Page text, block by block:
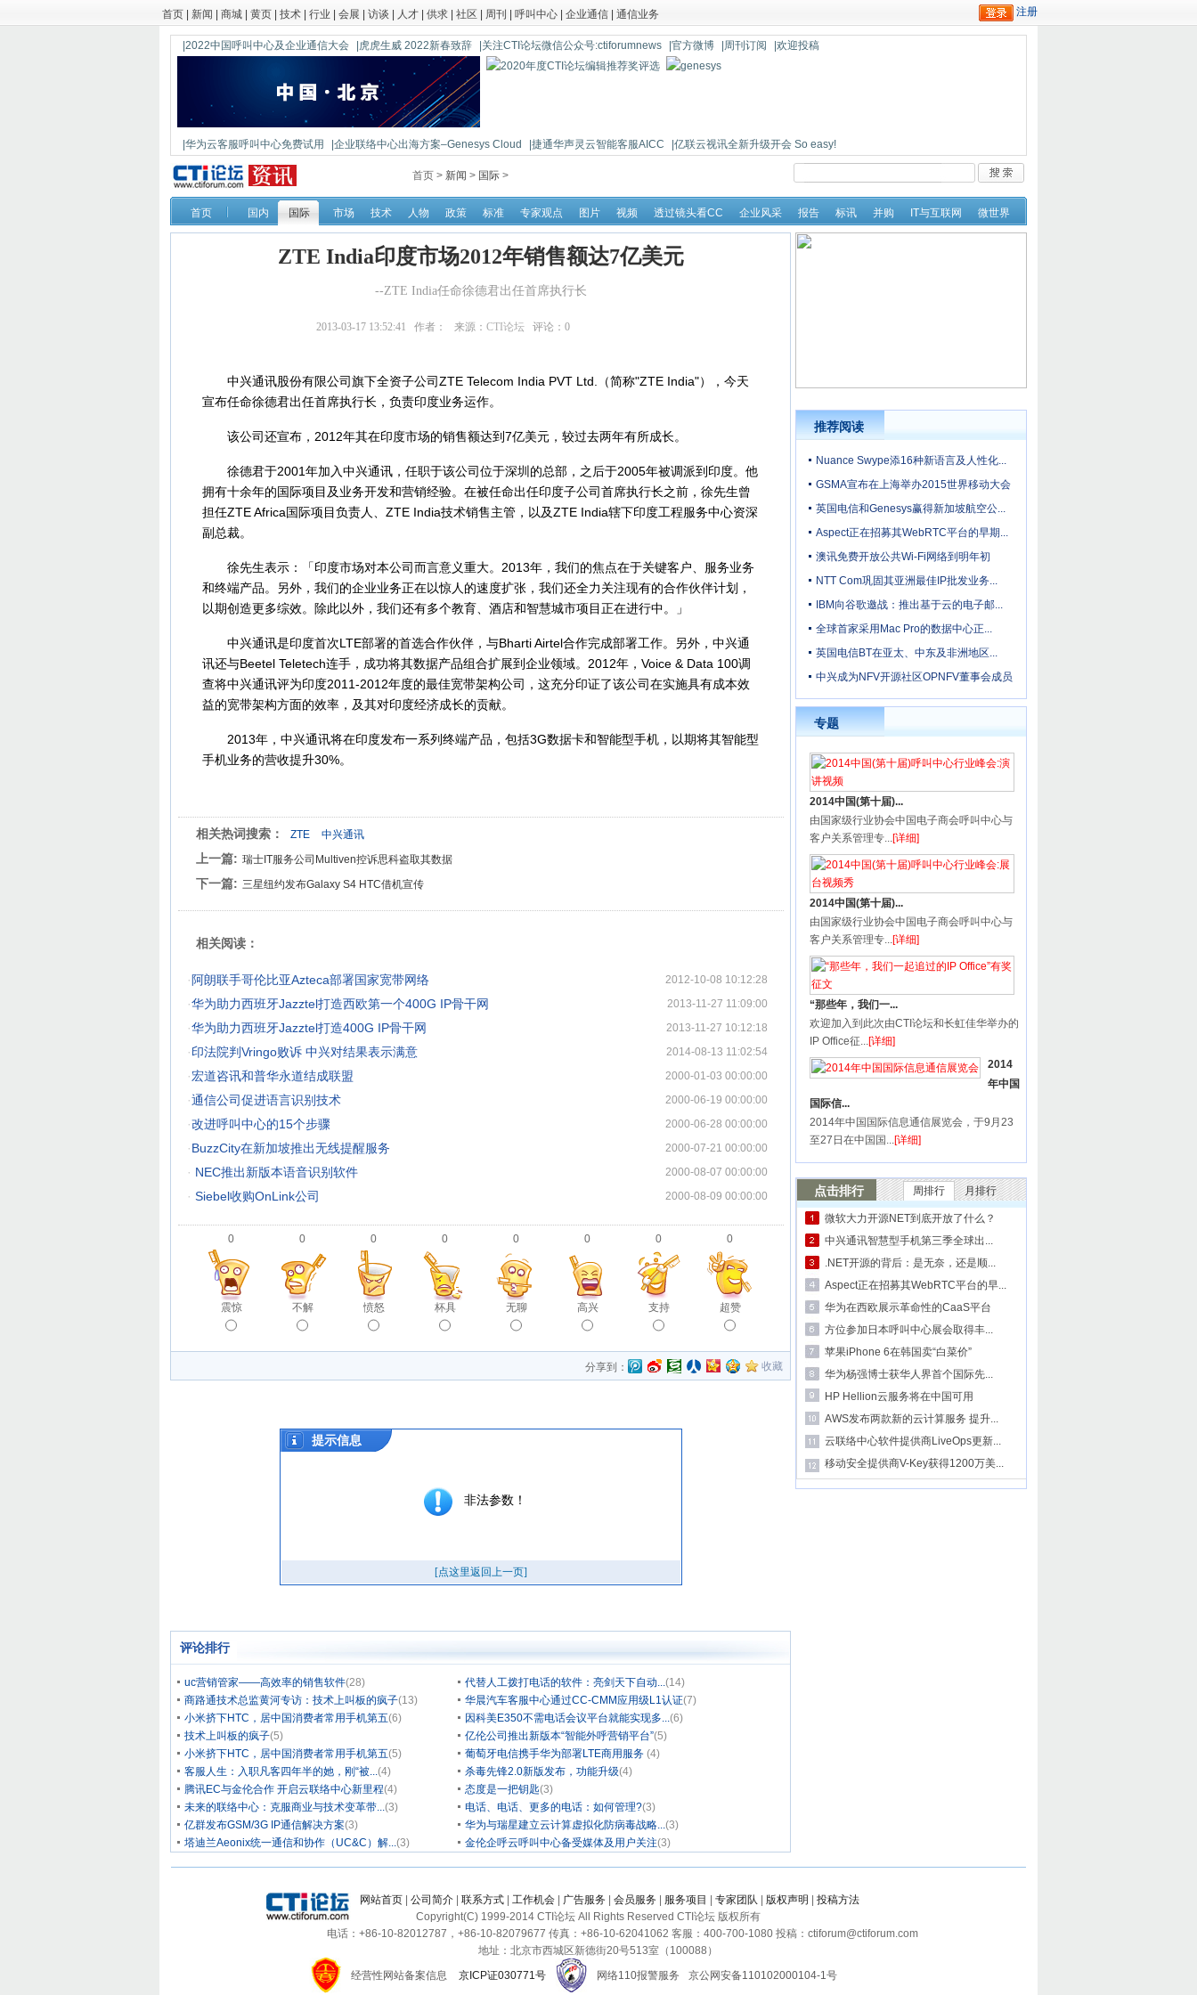
首页 新闻 商城 黄页 技术 行业 会展 访谈 人才 供求 社区 周刊 呼叫中心 企业通信 通信业务
|2022中国呼叫中心及企业通信大会 |虎虎生威 2022新春致辞 |关注CTI论坛微信公众号:ctiforumnews |官方微博 |周刊订阅 |欢迎投稿
|华为云客服呼叫中心免费试用 |企业联络中心出海方案–Genesys Cloud |捷通华声灵云智能客服AICC
|亿联云视讯全新升级开会 So easy!
|鼎信通达新一代语音网关DAG1000-4S
首页 > 新闻 > 国际 >
首页 国内 国际 市场 技术 人物 政策 标准 专家观点 图片 视频 透过镜头看CC 企业风采 报告 标讯 并购 IT与互联网 微世界
ZTE India印度市场2012年销售额达7亿美元
--ZTE India任命徐德君出任首席执行长
2013-03-17 13:52:41 作者： 来源： CTI论坛 评论： 0
中兴通讯股份有限公司旗下全资子公司ZTE Telecom India PVT Ltd.（简称"ZTE India"），今天
宣布任命徐德君出任首席执行长，负责印度业务运作。
该公司还宣布，2012年其在印度市场的销售额达到7亿美元，较过去两年有所成长。
徐德君于2001年加入中兴通讯，任职于该公司位于深圳的总部，之后于2005年被调派到印度。他
拥有十余年的国际项目及业务开发和营销经验。在被任命出任印度子公司首席执行长之前，徐先生曾
担任ZTE Africa国际项目负责人、ZTE India技术销售主管，以及ZTE India辖下印度工程服务中心资深
副总裁。
徐先生表示：「印度市场对本公司而言意义重大。2013年，我们的焦点在于关键客户、服务业务
和终端产品。另外，我们的企业业务正在以惊人的速度扩张，我们还全力关注现有的合作伙伴计划，
以期创造更多综效。除此以外，我们还有多个教育、酒店和智慧城市项目正在进行中。」
中兴通讯是印度首次LTE部署的首选合作伙伴，与Bharti Airtel合作完成部署工作。另外，中兴通
讯还与Beetel Teletech连手，成功将其数据产品组合扩展到企业领域。2012年，Voice & Data 100调
查将中兴通讯评为印度2011-2012年度的最佳宽带架构公司，这充分印证了该公司在实施具有成本效
益的宽带架构方面的效率，及其对印度经济成长的贡献。
2013年，中兴通讯将在印度发布一系列终端产品，包括3G数据卡和智能型手机，以期将其智能型
手机业务的营收提升30%。
相关热词搜索： ZTE 中兴通讯
上一篇: 瑞士IT服务公司Multiven控诉思科盗取其数据
下一篇: 三星纽约发布Galaxy S4 HTC借机宣传
相关阅读：
· 阿朗联手哥伦比亚Azteca部署国家宽带网络 2012-10-08 10:12:28
·华为助力西班牙Jazztel打造西欧第一个400G IP骨干网 2013-11-27 11:09:00
·华为助力西班牙Jazztel打造400G IP骨干网 2013-11-27 10:12:18
·印法院判Vringo败诉 中兴对结果表示满意 2014-08-13 11:02:54
·宏道咨讯和普华永道结成联盟 2000-01-03 00:00:00
·通信公司促进语言识别技术 2000-06-19 00:00:00
·改进呼叫中心的15个步骤 2000-06-28 00:00:00
·BuzzCity在新加坡推出无线提醒服务 2000-07-21 00:00:00
· NEC推出新版本语音识别软件 2000-08-07 00:00:00
· Siebel收购OnLink公司 2000-08-09 00:00:00
0
震惊
0
不解
0
愤怒
0
杯具
0
无聊
0
高兴
0
支持
0
超赞
分享到： 收藏
评论排行
uc营销管家——高效率的销售软件(28) 代替人工拨打电话的软件：亮剑天下自动...(14)
商路通技术总监黄河专访：技术上叫板的疯子(13) 华晨汽车客服中心通过CC-CMM应用级L1认证(7)
小米挤下HTC，居中国消费者常用手机第五(6) 因科美E350不需电话会议平台就能实现多...(6)
技术上叫板的疯子(5) 亿伦公司推出新版本“智能外呼营销平台”(5)
小米挤下HTC，居中国消费者常用手机第五(5) 葡萄牙电信携手华为部署LTE商用服务 (4)
客服人生：入职凡客四年半的她，刚“被...(4) 杀毒先锋2.0新版发布，功能升级(4)
腾讯EC与金伦合作 开启云联络中心新里程(4) 态度是一把钥匙(3)
未来的联络中心：克服商业与技术变革带...(3) 电话、电话、更多的电话：如何管理?(3)
亿群发布GSM/3G IP通信解决方案(3) 华为与瑞星建立云计算虚拟化防病毒战略...(3)
塔迪兰Aeonix统一通信和协作（UC&C）解...(3) 金伦企呼云呼叫中心备受媒体及用户关注(3)
推荐阅读
Nuance Swype添16种新语言及人性化...
GSMA宣布在上海举办2015世界移动大会
英国电信和Genesys赢得新加坡航空公...
Aspect正在招募其WebRTC平台的早期...
澳讯免费开放公共Wi-Fi网络到明年初
NTT Com巩固其亚洲最佳IP批发业务...
IBM向谷歌邀战：推出基于云的电子邮...
全球首家采用Mac Pro的数据中心正...
英国电信BT在亚太、中东及非洲地区...
中兴成为NFV开源社区OPNFV董事会成员
专题
2014中国(第十届)...
由国家级行业协会中国电子商会呼叫中心与
客户关系管理专...[详细]
2014中国(第十届)...
由国家级行业协会中国电子商会呼叫中心与
客户关系管理专...[详细]
“那些年，我们一...
欢迎加入到此次由CTI论坛和长虹佳华举办的
IP Office征...[详细]
2014
年中国
国际信...
2014年中国国际信息通信展览会，于9月23
至27日在中国国...[详细]
点击排行 周排行 月排行
微软大力开源NET到底开放了什么？
中兴通讯智慧型手机第三季全球出...
.NET开源的背后：是无奈，还是顺...
Aspect正在招募其WebRTC平台的早...
华为在西欧展示革命性的CaaS平台
方位参加日本呼叫中心展会取得丰...
苹果iPhone 6在韩国卖“白菜价”
华为杨强博士获华人界首个国际先...
HP Hellion云服务将在中国可用
AWS发布两款新的云计算服务 提升...
云联络中心软件提供商LiveOps更新...
移动安全提供商V-Key获得1200万美...
网站首页 公司简介 联系方式 工作机会 广告服务 会员服务 服务项目 专家团队 版权声明
投稿方法
Copyright(C) 1999-2014 CTI论坛 All Rights Reserved CTI论坛 版权所有
电话：+86-10-82012787，+86-10-82079677 传真：+86-10-62041062 客服：400-700-1080 投稿：ctiforum@ctiforum.com
地址：北京市西城区新德街20号513室（100088）
经营性网站备案信息
京ICP证030771号 网络110报警服务 京公网安备110102000104-1号